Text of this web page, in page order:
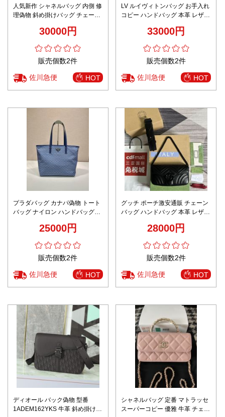
人気新作 シャネルバッグ 内側 修
理偽物 斜め掛けバッグ チェーン
30000円
販売個数2件
佐川急便 HOT
LV ルイヴィトンバッグ お手入れ
コピー ハンドバッグ 本革 レザー
33000円
販売個数2件
佐川急便 HOT
プラダバッグ カナパ偽物 トート
バッグ ナイロン ハンドバッグ
25000円
販売個数2件
佐川急便 HOT
グッチ ポーチ激安通販 チェーン
バッグ ハンドバッグ 本革 レザー
28000円
販売個数2件
佐川急便 HOT
ディオール バック偽物 型番
1ADEM162YKS 牛革 斜め掛けバ
シャネルバッグ 定番 マトラッセ
スーパーコピー 優雅 牛革 チェー